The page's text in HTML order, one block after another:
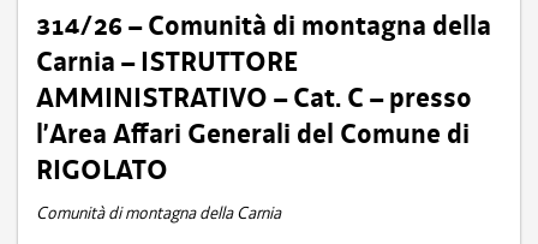
314/26 – Comunità di montagna della
Carnia – ISTRUTTORE
AMMINISTRATIVO – Cat. C – presso
l’Area Affari Generali del Comune di
RIGOLATO
Comunità di montagna della Carnia